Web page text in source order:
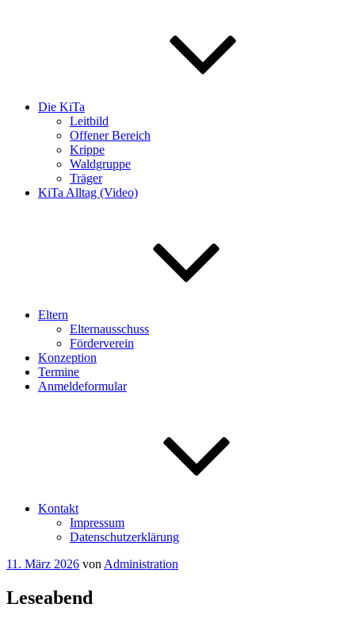
Die KiTa
Leitbild
Offener Bereich
Krippe
Waldgruppe
Träger
KiTa Alltag (Video)
Eltern
Elternausschuss
Förderverein
Konzeption
Termine
Anmeldeformular
Kontakt
Impressum
Datenschutzerklärung
Veröffentlicht
11. März 2026 von Administration
Leseabend